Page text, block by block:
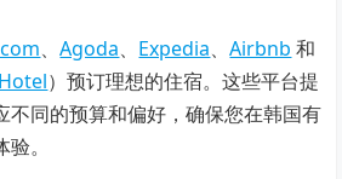
、Agoda、 Expedia、Airbnb 和
）预订理想的住宿。这些平台提
不同的预算和偏好，确保您在韩国有
。